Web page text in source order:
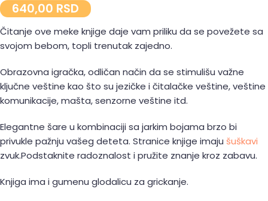
640,00 RSD
Čitanje ove meke knjige daje vam priliku da se povežete sa
svojom bebom, topli trenutak zajedno.
Obrazovna igračka, odličan način da se stimulišu važne
ključne veštine kao što su jezičke i čitalačke veštine, veštine
komunikacije, mašta, senzorne veštine itd.
Elegantne šare u kombinaciji sa jarkim bojama brzo bi
privukle pažnju vašeg deteta. Stranice knjige imaju šuškavi
zvuk.Podstaknite radoznalost i pružite znanje kroz zabavu.
Knjiga ima i gumenu glodalicu za grickanje.